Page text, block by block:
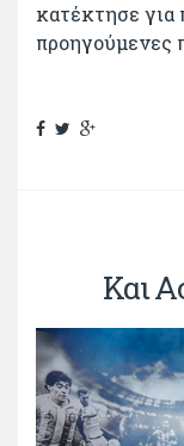
κατέκτησε για
προηγούμενες
Και